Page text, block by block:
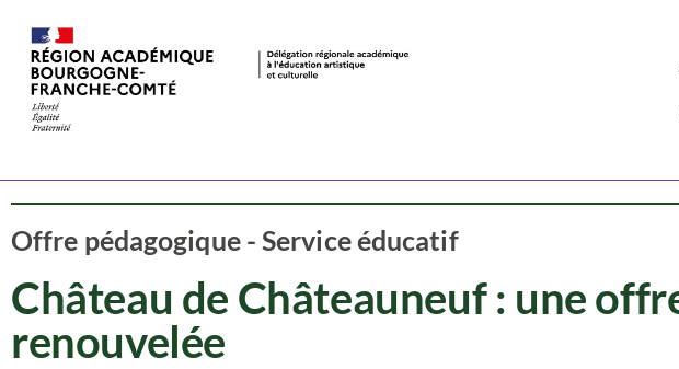
Offre pédagogique - Service éducatif
Château de Châteauneuf : une
renouvelée